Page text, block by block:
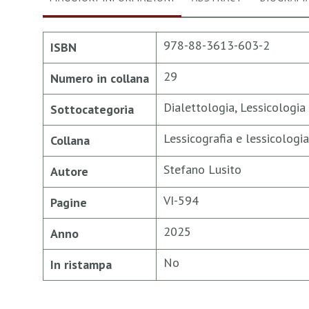
Informazioni
ISBN 978-88-3613-603-2
Numero in collana 29
Sottocategoria Dialettologia, Lessicologia
Collana Lessicografia e
Autore Stefano Lusito
Pagine VI-594
Anno 2025
In ristampa No